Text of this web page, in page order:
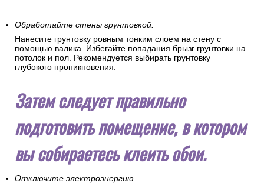
Обработайте стены грунтовкой.
Нанесите грунтовку ровным тонким слоем на стену с
помощью валика. Избегайте попадания брызг грунтовки на
потолок и пол. Рекомендуется выбирать грунтовку
глубокого проникновения.
Затем следует правильно
подготовить помещение, в котором
вы собираетесь клеить обои.
Отключите электроэнергию.